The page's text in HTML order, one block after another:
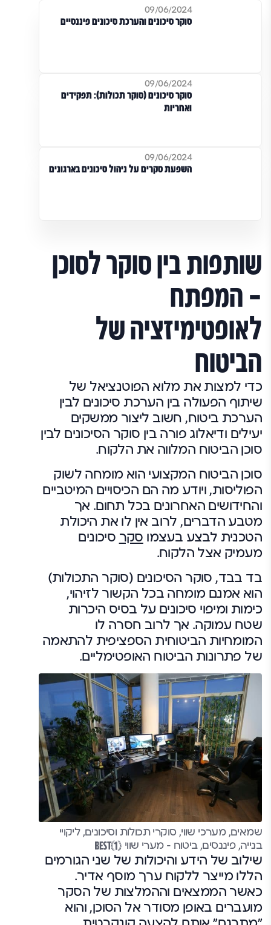
09/06/2024
סוקר סיכונים והערכת סיכונים פיננסיים
09/06/2024
סוקר סיכונים (סוקר תכולות): תפקידים
ואחריות
09/06/2024
השפעת סקרים על ניהול סיכונים בארגונים
שותפות בין סוקר לסוכן
– המפתח
לאופטימיזציה של
הביטוח
כדי למצות את מלוא הפוטנציאל של
שיתוף הפעולה בין הערכת סיכונים לבין
הערכת ביטוח, חשוב ליצור ממשקים
יעילים ודיאלוג פורה בין סוקר הסיכונים לבין
סוכן הביטוח המלווה את הלקוח.
סוכן הביטוח המקצועי הוא מומחה לשוק
הפוליסות, ויודע מה הם הכיסויים המיטביים
והחידושים האחרונים בכל תחום. אך
מטבע הדברים, לרוב אין לו את היכולת
הטכנית לבצע בעצמו סקר סיכונים
מעמיק אצל הלקוח.
בד בבד, סוקר הסיכונים (סוקר התכולות)
הוא אמנם מומחה בכל הקשור לזיהוי,
כימות ומיפוי סיכונים על בסיס היכרות
שטח עמוקה. אך לרוב חסרה לו
המומחיות הביטוחית הספציפית להתאמה
של פתרונות הביטוח האופטימליים.
שמאים, מערכי שווי, סוקרי תכולות וסיכונים, ליקויי
בנייה, פיננסים, ביטוח – מערי שווי
שילוב של הידע והיכולות של שני הגורמים
הללו מייצר ללקוח ערך מוסף אדיר.
כאשר הממצאים וההמלצות של הסקר
מועברים באופן מסודר אל הסוכן, והוא